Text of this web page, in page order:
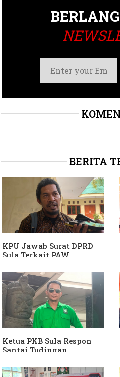
BERITA
KPU Jawab Surat DPRD
Sula Terkait PAW
Hanura
Ketua PKB Sula Respon
Santai Tudingan
Dia Kangen Saya